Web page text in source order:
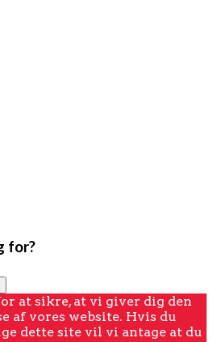
for?
at sikre, at vi giver dig den
af vores website. Hvis du
dette site vil vi antage at du